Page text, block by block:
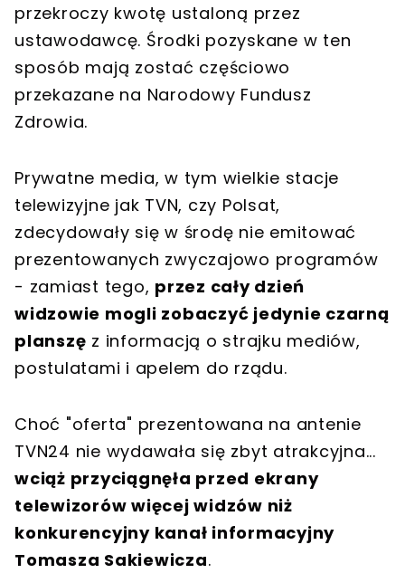
przekroczy kwotę ustaloną przez
ustawodawcę. Środki pozyskane w ten
sposób mają zostać częściowo
przekazane na Narodowy Fundusz
Zdrowia.
Prywatne media, w tym wielkie stacje
telewizyjne jak TVN, czy Polsat,
zdecydowały się w środę nie emitować
prezentowanych zwyczajowo programów
- zamiast tego, przez cały dzień
widzowie mogli zobaczyć jedynie czarną
planszę z informacją o strajku mediów,
postulatami i apelem do rządu.
Choć "oferta" prezentowana na antenie
TVN24 nie wydawała się zbyt atrakcyjna...
wciąż przyciągnęła przed ekrany
telewizorów więcej widzów niż
konkurencyjny kanał informacyjny
Tomasza Sakiewicza.